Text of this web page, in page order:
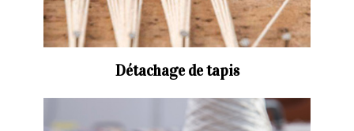
Détachage de tapis